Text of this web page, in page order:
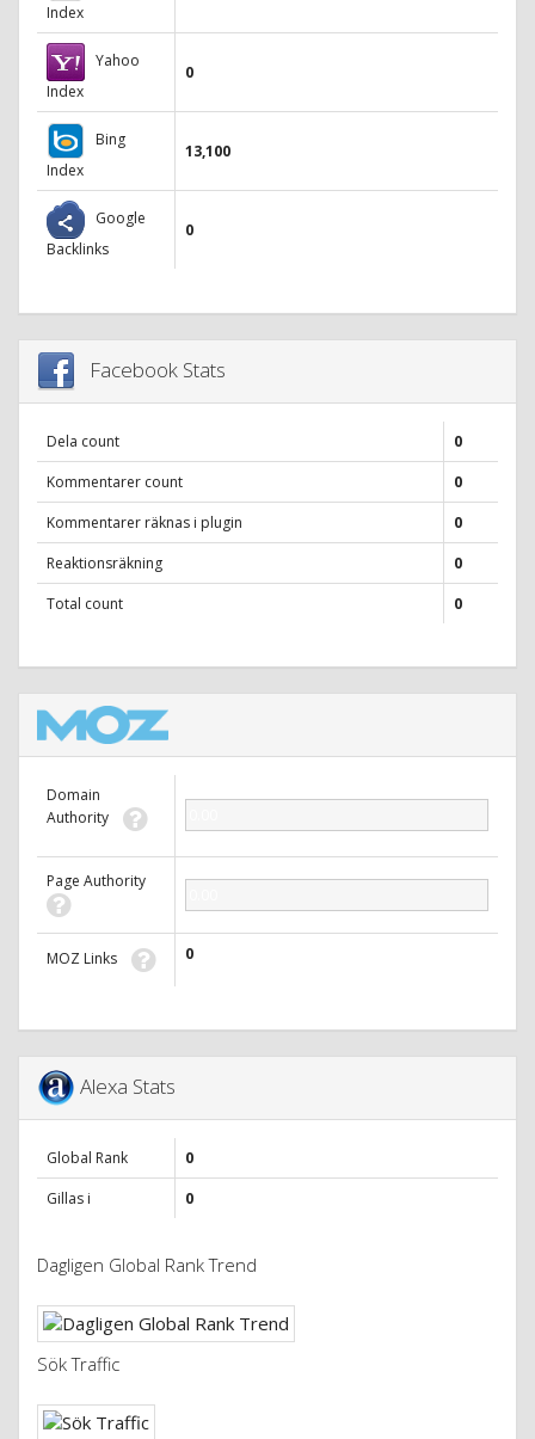
Index
Yahoo
Index
0
Bing
Index
13,100
Google
Backlinks
0
Facebook Stats
Dela count
0
Kommentarer count
0
Kommentarer räknas i plugin
0
Reaktionsräkning
0
Total count
0
Domain
Authority
Page Authority
MOZ Links 0
Alexa Stats
Global Rank
0
Gillas i
0
Dagligen Global Rank Trend
Sök Traffic